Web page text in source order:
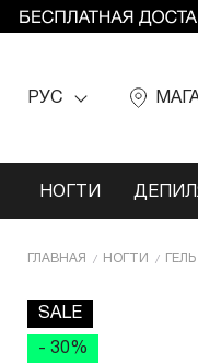
РУС
НОГТИ
ГЛАВНАЯ НОГТИ
SALE
- 30%